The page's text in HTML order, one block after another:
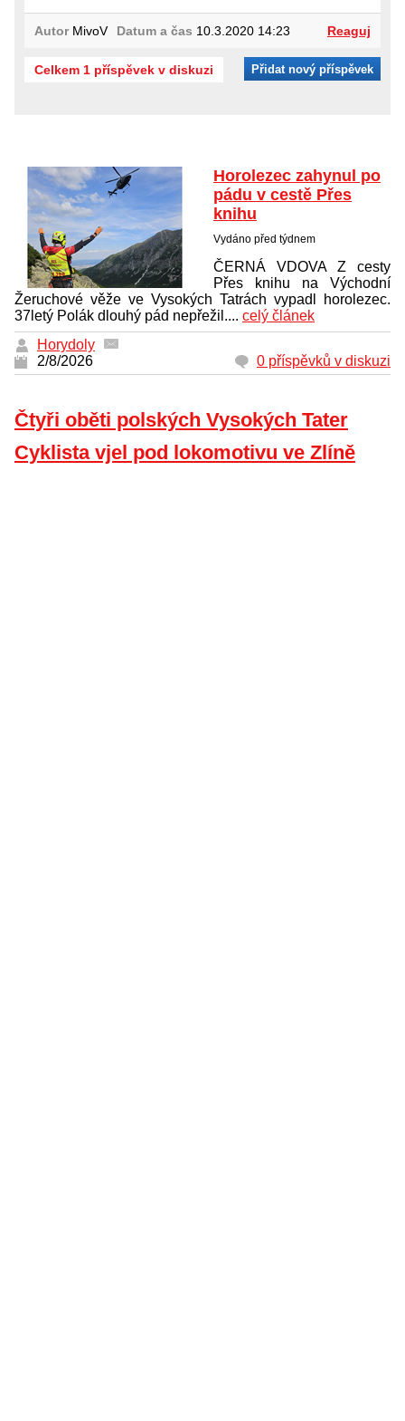
AutorMivoV Datum a čas 10.3.2020 14:23 Reaguj
Celkem 1 příspěvek v diskuzi Přidat nový příspěvek
Horolezec zahynul po
pádu v cestě Přes
knihu
Vydáno před týdnem
ČERNÁ VDOVA Z cesty
Přes knihu na Východní
Žeruchové věže ve Vysokých Tatrách vypadl horolezec.
37letý Polák dlouhý pád nepřežil.... celý článek
Horydoly
2/8/2026
0 příspěvků v diskuzi
Čtyři oběti polských Vysokých Tater
Cyklista vjel pod lokomotivu ve Zlíně